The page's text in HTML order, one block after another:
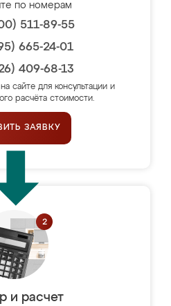
по номерам
511-89-55
665-24-01
409-68-13
сайте для консультации и
расчёта стоимости.
ЗАЯВКУ
и расчет